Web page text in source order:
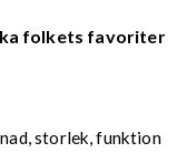
folkets favoriter
storlek, funktion